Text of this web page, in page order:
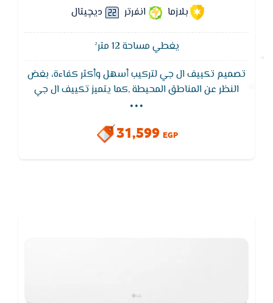
بلازما
انفرتر ديچيتال
يغطي مساحة 12 متر²
تصميم تكييف ال جي لتركيب أسهل وأكثر كفاءة، بغض
النظر عن المناطق المحيطة ,كما يتميز تكييف ال جي
ايضا بفلاتر منقية للاتربه تعمل على تنظيفها من الاتربة
والجراثيم لكى تستمتع بهواء صحى ليس به اى ملوثات
...
31,599 EGP